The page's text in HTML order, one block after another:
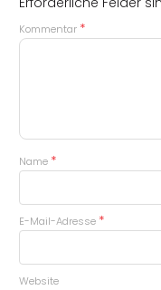
Kommentar *
Name *
E-Mail-Adresse *
Website